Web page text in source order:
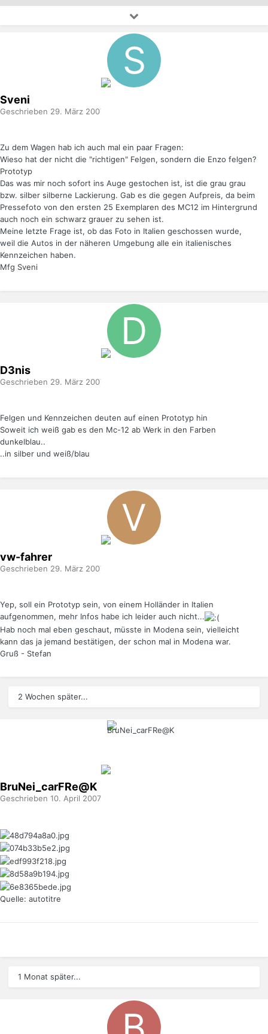
Sveni
Geschrieben 29. März 2007
Zu dem Wagen hab ich auch mal ein paar Fragen:
Wieso hat der nicht die "richtigen" Felgen, sondern die Enzo felgen?
Prototyp
Das was mir noch sofort ins Auge gestochen ist, ist die grau grau
bzw. silber silberne Lackierung. Gab es die gegen Aufpreis, da beim
Pressefoto von den ersten 25 Exemplaren des MC12 im Hintergrund
auch noch ein schwarz grauer zu sehen ist.
Meine letzte Frage ist, ob das Foto in Italien geschossen wurde,
weil die Autos in der näheren Umgebung alle ein italienisches
Kennzeichen haben.
Mfg Sveni
D3nis
Geschrieben 29. März 2007
Felgen und Kennzeichen deuten auf einen Prototyp hin
Soweit ich weiß gab es den Mc-12 ab Werk in den Farben
dunkelblau..
..in silber und weiß/blau
vw-fahrer
Geschrieben 29. März 2007
Yep, soll ein Prototyp sein, von einem Holländer in Italien
aufgenommen, mehr Infos habe ich leider auch nicht...
Hab noch mal eben geschaut, müsste in Modena sein, vielleicht
kann das ja jemand bestätigen, der schon mal in Modena war.
Gruß - Stefan
2 Wochen später...
BruNei_carFRe@K
Geschrieben 10. April 2007
Quelle: autotitre
1 Monat später...